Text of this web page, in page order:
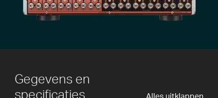
Gegevens en
specificaties